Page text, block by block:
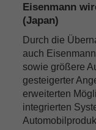
Eisenmann
(Japan)
Durch die
auch
sowie größere
gesteigerter
erweiterten
integrierten